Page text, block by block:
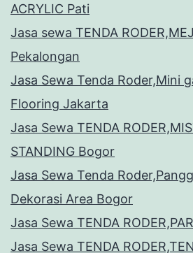
ACRYLIC Pati
Jasa sewa TENDA
Pekalongan
Jasa Sewa Tenda Roder,Mini
Flooring Jakarta
Jasa Sewa TENDA
STANDING Bogor
Jasa Sewa Tenda
Dekorasi Area Bogor
Jasa Sewa TENDA
Jasa Sewa TENDA